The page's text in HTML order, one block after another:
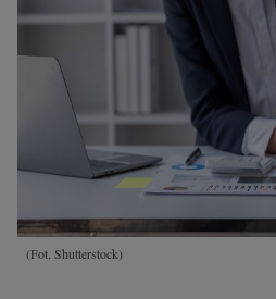
(Fot. Shutterstock)